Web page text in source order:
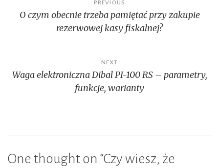
wpisu
PREVIOUS
O czym obecnie trzeba pamiętać przy zakupie
rezerwowej kasy fiskalnej?
NEXT
Waga elektroniczna Dibal PI-100 RS – parametry,
funkcje, warianty
One thought on “Czy wiesz, że